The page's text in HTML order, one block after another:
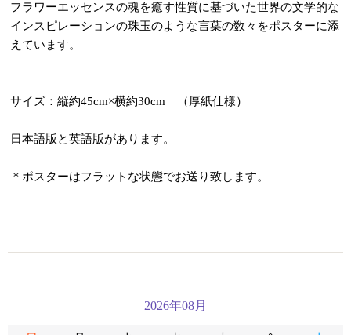
フラワーエッセンスの魂を癒す性質に基づいた世界の文学的な
インスピレーションの珠玉のような言葉の数々をポスターに添
えています。
サイズ：縦約45cm×横約30cm （厚紙仕様）
日本語版と英語版があります。
＊ポスターはフラットな状態でお送り致します。
2026年08月